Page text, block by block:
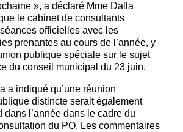
», a déclaré Mme Dalla
le cabinet de consultants
officielles avec les
prenantes au cours de l’année, y
publique spéciale sur le sujet
du conseil municipal du 23 juin.
a indiqué qu’une réunion
distincte serait également
dans l’année dans le cadre du
du PO. Les commentaires